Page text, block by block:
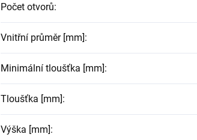
Počet otvorů:
Vnitřní průměr [mm]:
Minimální tloušťka [mm]:
Tloušťka [mm]:
Výška [mm]: